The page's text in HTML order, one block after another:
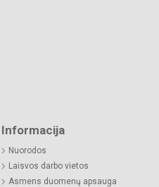
Informacija
Nuorodos
Laisvos darbo vietos
Asmens duomenų apsauga